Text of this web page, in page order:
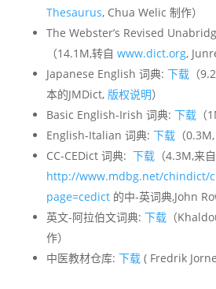
Thesaurus, Chua Welic 制作）
The Webster’s Revised
（14.1M,转自 www.dict.org,
Japanese English 词典: 下载（
本的JMDict, 版权说明）
Basic English-Irish 词典: 下载（
English-Italian 词典: 下载（
CC-CEDict 词典: 下载（4.3M,来自
http://www.mdbg.net/chindict/
page=cedict的中-英词典,John
英文-阿拉伯文词典: 下载（
作）
中医教材仓库: 下载( Fredrik